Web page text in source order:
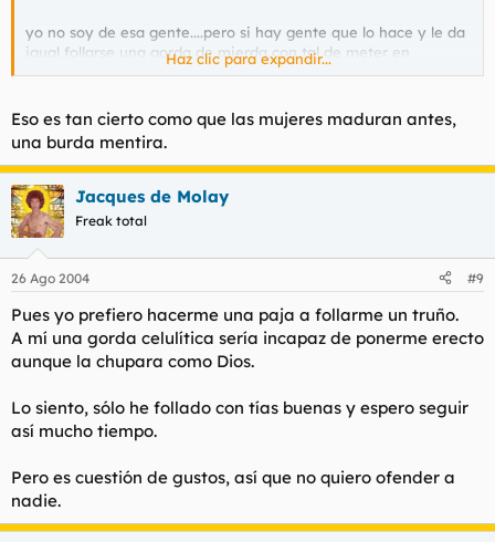
yo no soy de esa gente....pero si hay gente que lo hace y le da
igual follarse una gorda de mierda con tal de meter en
caliente....ademas corre un rumor de que las feas follan muy
Haz clic para expandir...
Eso es tan cierto como que las mujeres maduran antes,
una burda mentira.
Jacques de Molay
Freak total
26 Ago 2004 #9
Pues yo prefiero hacerme una paja a follarme un truño.
A mí una gorda celulítica sería incapaz de ponerme erecto
aunque la chupara como Dios.
Lo siento, sólo he follado con tías buenas y espero seguir
así mucho tiempo.
Pero es cuestión de gustos, así que no quiero ofender a
nadie.